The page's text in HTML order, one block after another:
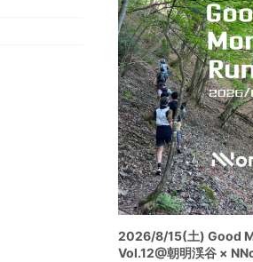
2026/8/15(土) Good
Vol.12@朝明渓谷 ×